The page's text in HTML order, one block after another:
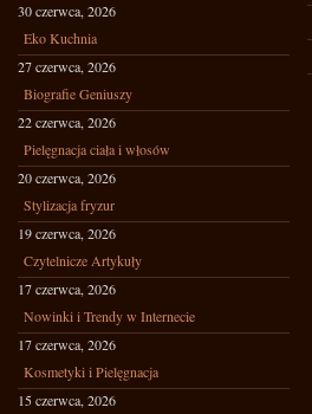
30 czerwca, 2026
Eko Kuchnia
27 czerwca, 2026
Biografie Geniuszy
22 czerwca, 2026
Pielęgnacja ciała i włosów
20 czerwca, 2026
Stylizacja fryzur
19 czerwca, 2026
Czytelnicze Artykuły
17 czerwca, 2026
Nowinki i Trendy w Internecie
17 czerwca, 2026
Kosmetyki i Pielęgnacja
15 czerwca, 2026